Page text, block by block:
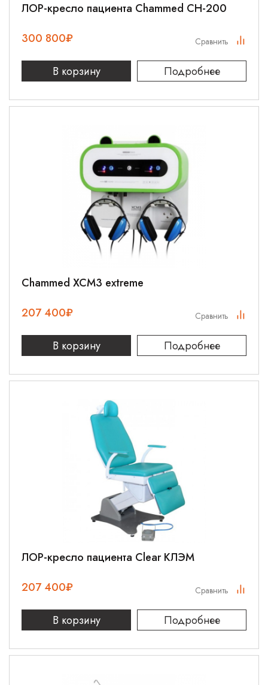
ЛОР-кресло пациента Chammed CH-200
300 800₽
В корзину Подробнее
Сравнить
Chammed XCM3 extreme
207 400₽
В корзину Подробнее
Сравнить
ЛОР-кресло пациента Clear КЛЭМ
207 400₽
В корзину Подробнее
Сравнить